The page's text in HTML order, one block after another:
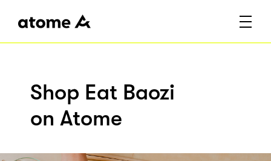
Shop Eat Baozi
on Atome